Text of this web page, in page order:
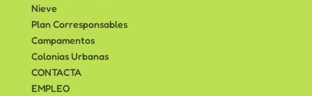
Nieve
Plan Corresponsables
Campamentos
Colonias Urbanas
CONTACTA
EMPLEO